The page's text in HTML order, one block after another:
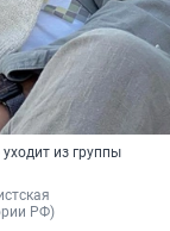
из группы
РФ)